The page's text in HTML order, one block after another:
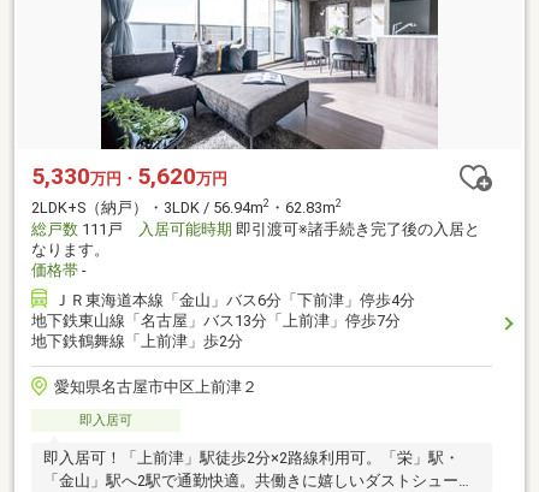
5,330万円・ 5,620万円
2LDK+S（納戸）・3LDK / 56.94m2 ・62.83m2
総戸数 111戸 入居可能時期 即引渡可※諸手続き完了後の入居と
なります。
価格帯 -
ＪＲ東海道本線「金山」バス6分「下前津」停歩4分
地下鉄東山線「名古屋」バス13分「上前津」停歩7分
地下鉄鶴舞線「上前津」歩2分
愛知県名古屋市中区上前津２
即入居可
即入居可！「上前津」駅徒歩2分×2路線利用可。「栄」駅・
「金山」駅へ2駅で通勤快適。共働きに嬉しいダストシュータ